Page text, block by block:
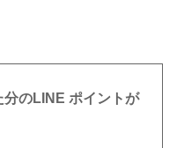
のLINE ポイントが